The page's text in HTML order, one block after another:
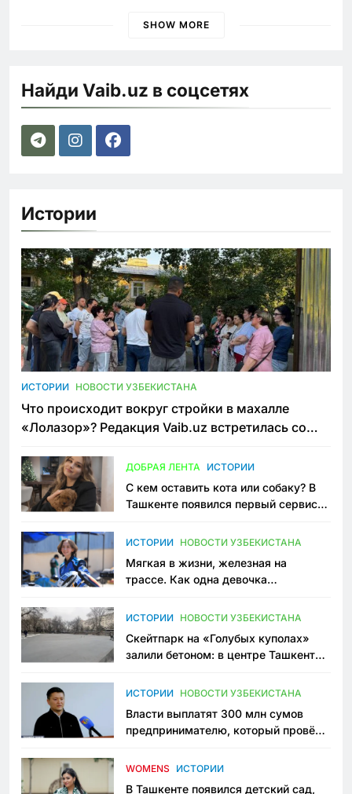
SHOW MORE
Найди Vaib.uz в соцсетях
Истории
ИСТОРИИ НОВОСТИ УЗБЕКИСТАНА
Что происходит вокруг стройки в махалле
«Лолазор»? Редакция Vaib.uz встретилась со
ДОБРАЯ ЛЕНТА ИСТОРИИ
С кем оставить кота или собаку? В
Ташкенте появился первый сервис
ИСТОРИИ НОВОСТИ УЗБЕКИСТАНА
Мягкая в жизни, железная на
трассе. Как одна девочка
Узбекистане
ИСТОРИИ НОВОСТИ УЗБЕКИСТАНА
Скейтпарк на «Голубых куполах»
залили бетоном: в центре Ташкента
пространство
ИСТОРИИ НОВОСТИ УЗБЕКИСТАНА
Власти выплатят 300 млн сумов
предпринимателю, который провёл
приговору
WOMENS ИСТОРИИ
В Ташкенте появился детский сад,